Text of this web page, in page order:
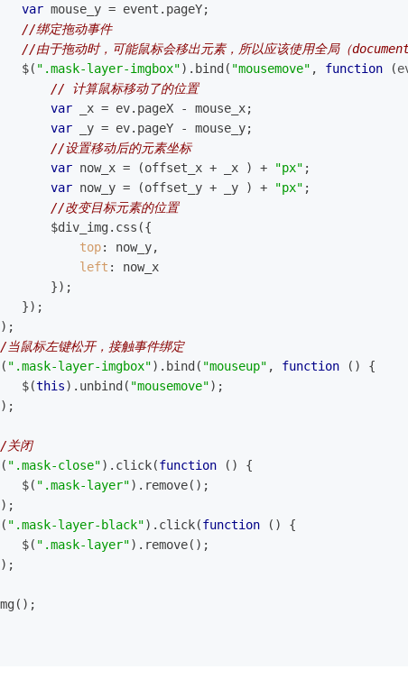
var mouse_y = event.pageY;
//绑定拖动事件
//由于拖动时，可能鼠标会移出元素，所以应该使用全局（
$(
".mask-layer-imgbox").bind( "mousemove" , function (
// 计算鼠标移动了的位置
var _x = ev.pageX - mouse_x;
var _y = ev.pageY - mouse_y;
//设置移动后的元素坐标
var now_x = (offset_x + _x ) + "px" ;
var now_y = (offset_y + _y ) + "px" ;
//改变目标元素的位置
$div_img.css({
top: now_y,
left : now_x
});
});
鼠标左键松开，接触事件绑定
".mask-layer-imgbox").bind( "mouseup" , function ( ) {
$(
this).unbind( "mousemove");
闭
".mask-close").click(function ( ) {
$(
".mask-layer").remove();
".mask-layer-black").click(function ( ) {
$(
".mask-layer").remove();